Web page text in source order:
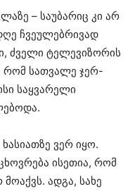
– საუბარიც კი არ
ჩვეულებრივად
ძველი ტელევიზორის
რომ სათვალე ჯერ-
საყვარელი
ვერ იყო.
ისეთია, რომ
ადგა, სახე